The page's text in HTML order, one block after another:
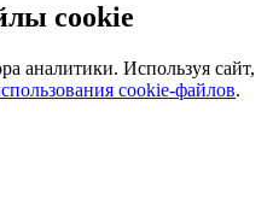
cookie
аналитики. Используя сайт,
cookie-файлов.